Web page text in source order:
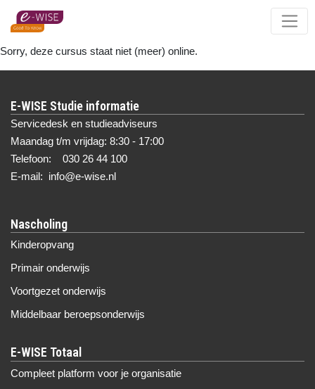
Skip
Sorry, deze cursus staat niet (meer) online.
E-WISE Studie informatie
Servicedesk en studieadviseurs
Maandag t/m vrijdag: 8:30 - 17:00
Telefoon: 030 26 44 100
E-mail: info@e-wise.nl
Nascholing
Kinderopvang
Primair onderwijs
Voortgezet onderwijs
Middelbaar beroepsonderwijs
Compleet platform voor je organisatie